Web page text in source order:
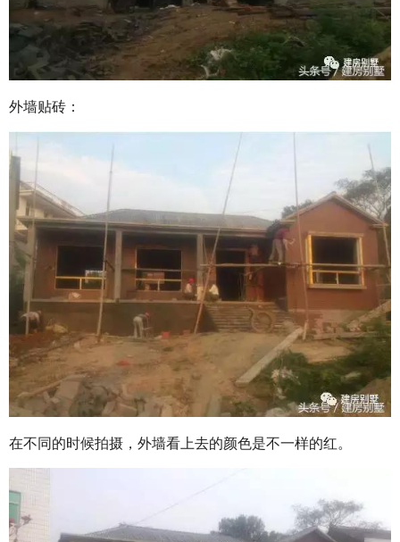
外墙贴砖：
在不同的时候拍摄，外墙看上去的颜色是不一样的红。